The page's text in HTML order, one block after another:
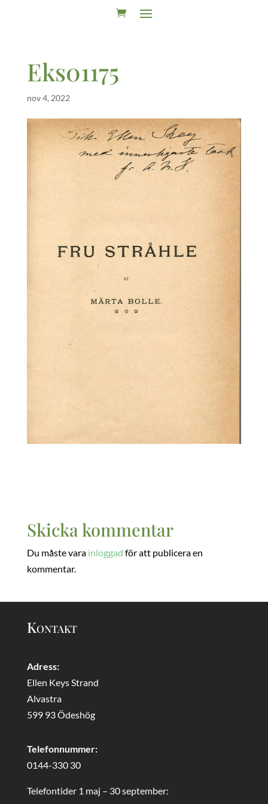
Eks01175
nov 4, 2022
Skicka kommentar
Du måste vara inloggad för att publicera en
kommentar.
Kontakt
Adress:
Ellen Keys Strand
Alvastra
599 93 Ödeshög
Telefonnummer:
0144-330 30
Telefontider 1 maj – 30 september: